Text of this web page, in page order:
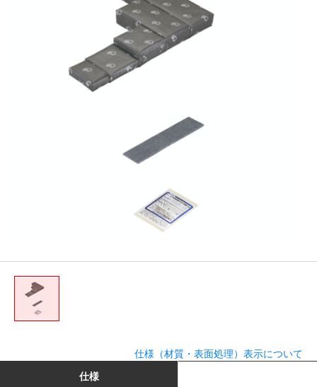
仕様（材質・表面処理）表示について
仕様